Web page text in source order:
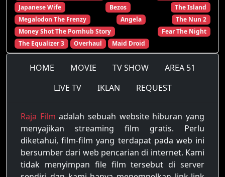
Japanese Wife
Bezos
The Island
Megalodon The Frenzy
Angela
The Nun 2
Money Shot The Pornhub Story
Fear The Night
The Equalizer 3
Overhaul Maid Droid
HOME MOVIE TV SHOW
AREA 51
LIVE TV
IKLAN REQUEST
Raja Film adalah sebuah website hiburan yang
menyajikan streaming film gratis. Perlu
diketahui, film-film yang terdapat pada web ini
bersumber dari web pencarian di internet. Kami
tidak menyimpan file film tersebut di server